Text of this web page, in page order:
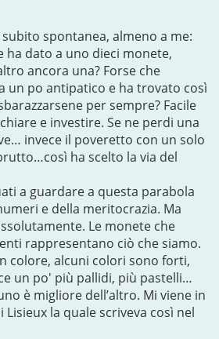
spontanea, almeno a me:
ha dato a uno dieci monete,
ancora una? Forse che
un po antipatico e ha trovato così
per sempre? Facile
e investire. Se ne perdi una
invece il poveretto con un solo
ha scelto la via del
a guardare a questa parabola
e della meritocrazia. Ma
Le monete che
rappresentano ciò che siamo.
colore, alcuni colori sono forti,
un po' più pallidi, più pastelli…
è migliore dell’altro. Mi viene in
la quale scriveva così nel